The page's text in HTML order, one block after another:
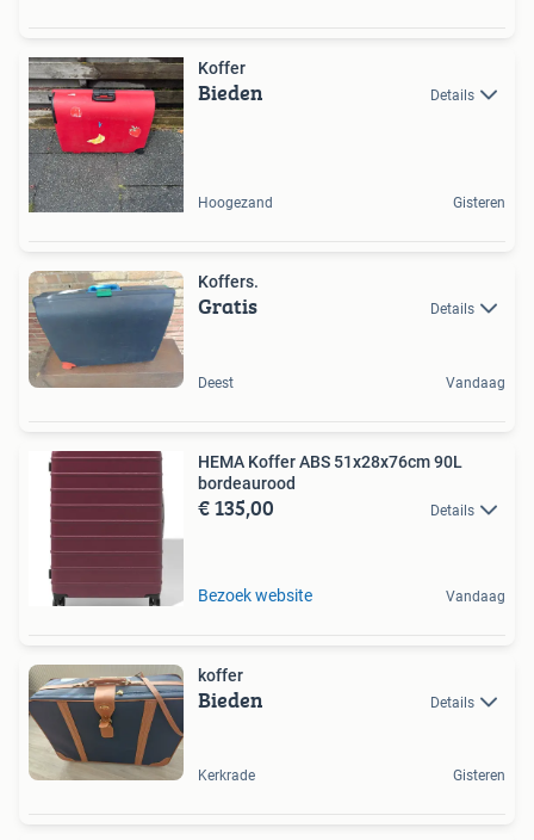
Koffer
Bieden Details
Hoogezand Gisteren
Koffers.
Gratis Details
Deest Vandaag
HEMA Koffer ABS 51x28x76cm 90L
bordeaurood
€ 135,00 Details
Bezoek website Vandaag
koffer
Bieden Details
Kerkrade Gisteren